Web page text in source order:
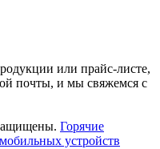
или прайс-листе,
почты, и мы свяжемся с
Горячие
устройств